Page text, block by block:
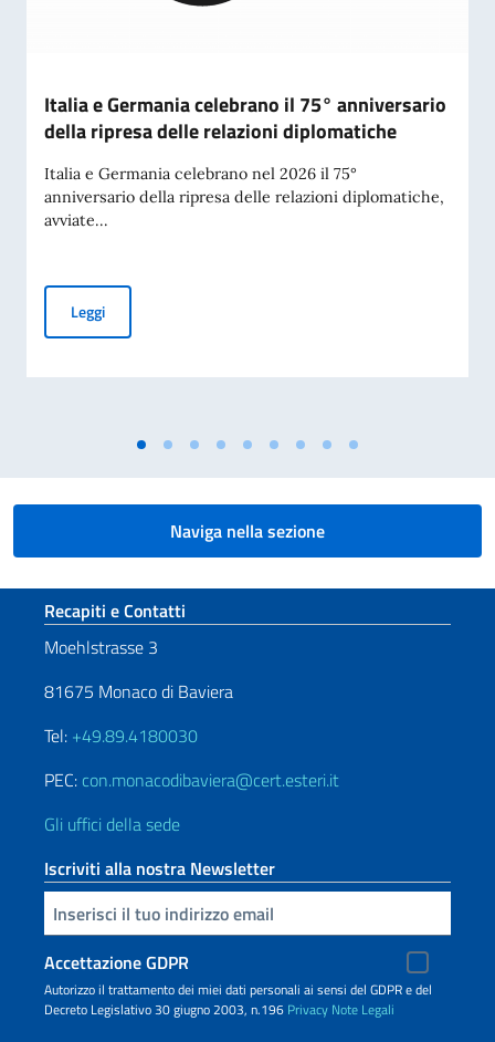
Italia e Germania celebrano il 75° anniversario
della ripresa delle relazioni diplomatiche
Italia e Germania celebrano nel 2026 il 75°
anniversario della ripresa delle relazioni diplomatiche,
avviate...
LeggiItalia e Germania celebrano il 75° anniversario della
Naviga nella sezione
Sezione footer
Recapiti e Contatti
Moehlstrasse 3
81675 Monaco di Baviera
Tel: +49.89.4180030
PEC: con.monacodibaviera@cert.esteri.it
Gli uffici della sede
Iscriviti alla nostra Newsletter
Inserisci la tua email
Accettazione GDPR
Autorizzo il trattamento dei miei dati personali ai sensi del GDPR e del
Decreto Legislativo 30 giugno 2003, n.196 Privacy Note Legali